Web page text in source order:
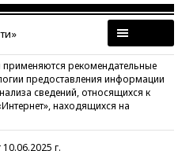
рекомендательные
предоставления информации
сведений, относящихся к
находящихся на
г.